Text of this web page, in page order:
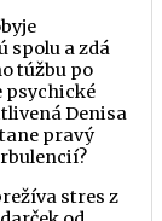
spolu a zdá
túžbu po
psychické
Denisa
pravý
stres z